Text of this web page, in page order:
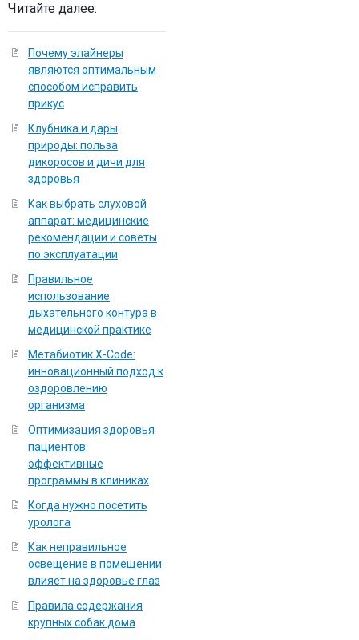
Читайте далее:
Почему элайнеры
являются оптимальным
способом исправить
прикус
Клубника и дары
природы: польза
дикоросов и дичи для
здоровья
Как выбрать слуховой
аппарат: медицинские
рекомендации и советы
по эксплуатации
Правильное
использование
дыхательного контура в
медицинской практике
Метабиотик X-Code:
инновационный подход к
оздоровлению
организма
Оптимизация здоровья
пациентов:
эффективные
программы в клиниках
Когда нужно посетить
уролога
Как неправильное
освещение в помещении
влияет на здоровье глаз
Правила содержания
крупных собак дома